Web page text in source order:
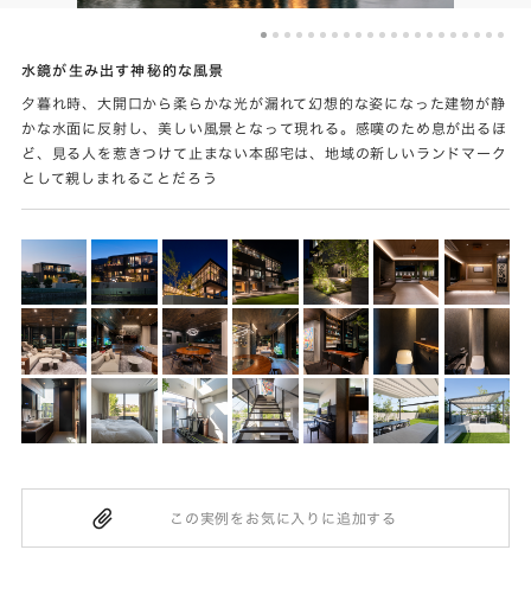
水鏡が生み出す神秘的な風景
夕暮れ時、大開口から柔らかな光が漏れて幻想的な姿になった建物が静
かな水面に反射し、美しい風景となって現れる。感嘆のため息が出るほ
ど、見る人を惹きつけて止まない本邸宅は、地域の新しいランドマーク
として親しまれることだろう